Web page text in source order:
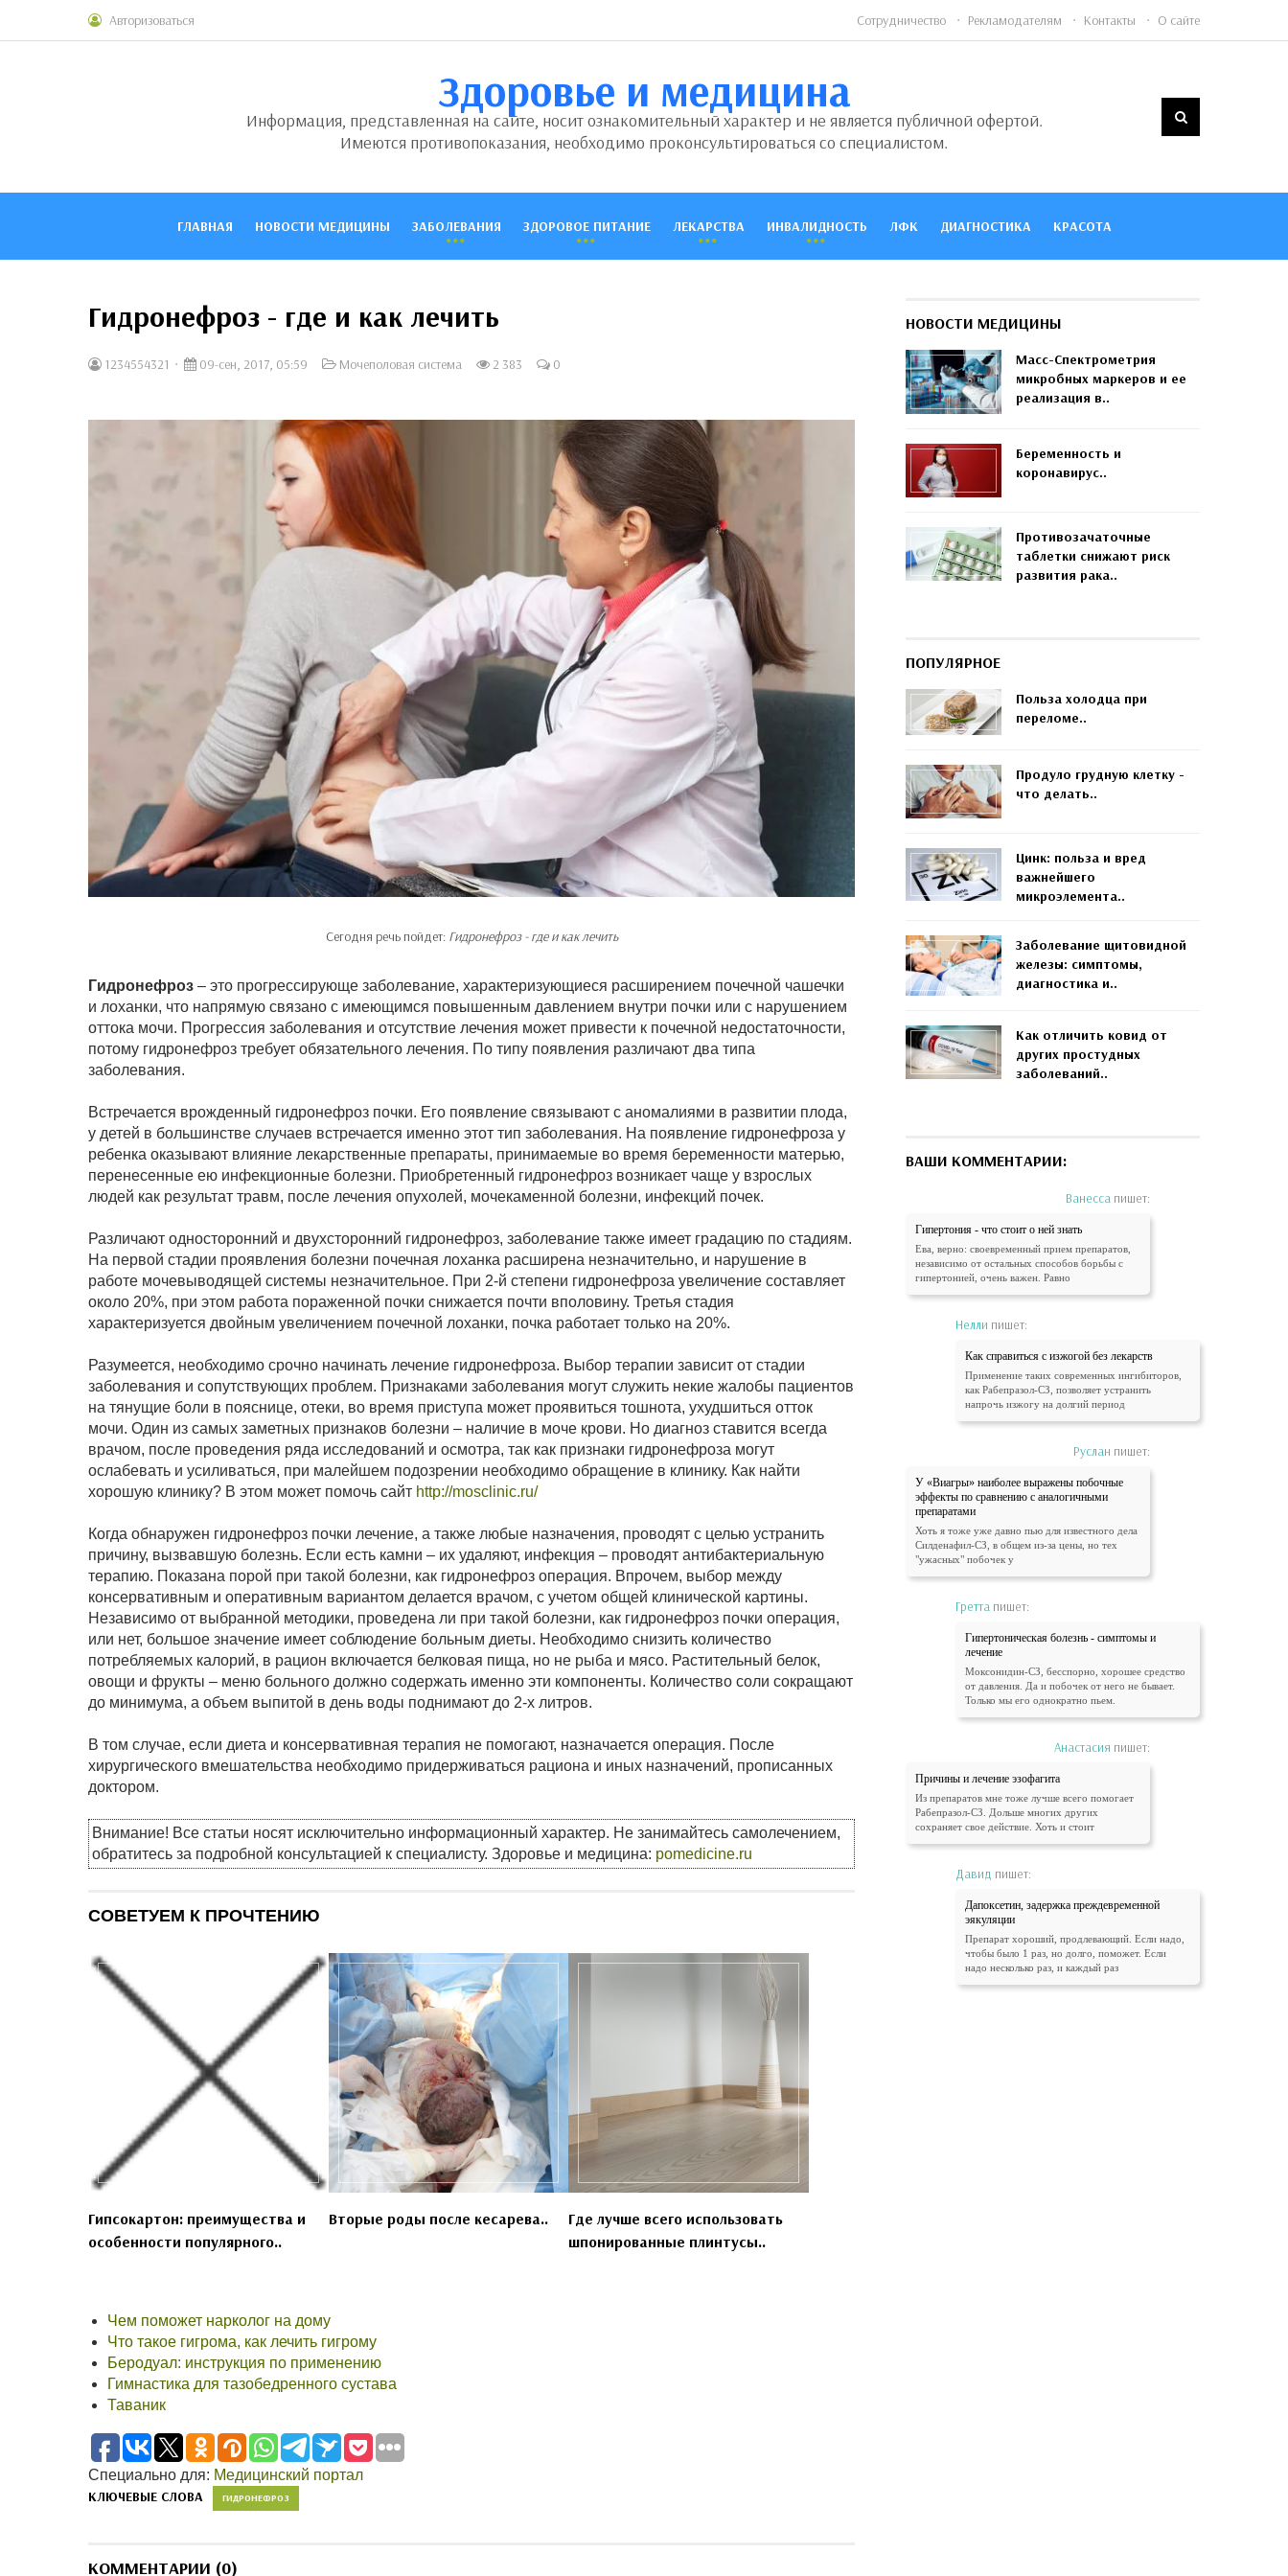
Авторизоваться Сотрудничество Рекламодателям Контакты О сайте
Здоровье и медицина
Информация, представленная на сайте, носит ознакомительный характер и не является публичной офертой.
Имеются противопоказания, необходимо проконсультироваться со специалистом.
ГЛАВНАЯ НОВОСТИ МЕДИЦИНЫ ЗАБОЛЕВАНИЯ ЗДОРОВОЕ ПИТАНИЕ ЛЕКАРСТВА ИНВАЛИДНОСТЬ ЛФК ДИАГНОСТИКА КРАСОТА
Гидронефроз - где и как лечить
1234554321 09-сен, 2017, 05:59 Мочеполовая система 2 383 0
Сегодня речь пойдет: Гидронефроз - где и как лечить
Гидронефроз – это прогрессирующе заболевание, характеризующиеся расширением почечной чашечки
и лоханки, что напрямую связано с имеющимся повышенным давлением внутри почки или с нарушением
оттока мочи. Прогрессия заболевания и отсутствие лечения может привести к почечной недостаточности,
потому гидронефроз требует обязательного лечения. По типу появления различают два типа
заболевания.
Встречается врожденный гидронефроз почки. Его появление связывают с аномалиями в развитии плода,
у детей в большинстве случаев встречается именно этот тип заболевания. На появление гидронефроза у
ребенка оказывают влияние лекарственные препараты, принимаемые во время беременности матерью,
перенесенные ею инфекционные болезни. Приобретенный гидронефроз возникает чаще у взрослых
людей как результат травм, после лечения опухолей, мочекаменной болезни, инфекций почек.
Различают односторонний и двухсторонний гидронефроз, заболевание также имеет градацию по стадиям.
На первой стадии проявления болезни почечная лоханка расширена незначительно, и нарушение в
работе мочевыводящей системы незначительное. При 2-й степени гидронефроза увеличение составляет
около 20%, при этом работа пораженной почки снижается почти вполовину. Третья стадия
характеризуется двойным увеличением почечной лоханки, почка работает только на 20%.
Разумеется, необходимо срочно начинать лечение гидронефроза. Выбор терапии зависит от стадии
заболевания и сопутствующих проблем. Признаками заболевания могут служить некие жалобы пациентов
на тянущие боли в пояснице, отеки, во время приступа может проявиться тошнота, ухудшиться отток
мочи. Один из самых заметных признаков болезни – наличие в моче крови. Но диагноз ставится всегда
врачом, после проведения ряда исследований и осмотра, так как признаки гидронефроза могут
ослабевать и усиливаться, при малейшем подозрении необходимо обращение в клинику. Как найти
хорошую клинику? В этом может помочь сайт http://mosclinic.ru/
Когда обнаружен гидронефроз почки лечение, а также любые назначения, проводят с целью устранить
причину, вызвавшую болезнь. Если есть камни – их удаляют, инфекция – проводят антибактериальную
терапию. Показана порой при такой болезни, как гидронефроз операция. Впрочем, выбор между
консервативным и оперативным вариантом делается врачом, с учетом общей клинической картины.
Независимо от выбранной методики, проведена ли при такой болезни, как гидронефроз почки операция,
или нет, большое значение имеет соблюдение больным диеты. Необходимо снизить количество
потребляемых калорий, в рацион включается белковая пища, но не рыба и мясо. Растительный белок,
овощи и фрукты – меню больного должно содержать именно эти компоненты. Количество соли сокращают
до минимума, а объем выпитой в день воды поднимают до 2-х литров.
В том случае, если диета и консервативная терапия не помогают, назначается операция. После
хирургического вмешательства необходимо придерживаться рациона и иных назначений, прописанных
доктором.
Внимание! Все статьи носят исключительно информационный характер. Не занимайтесь самолечением,
обратитесь за подробной консультацией к специалисту. Здоровье и медицина: pomedicine.ru
СОВЕТУЕМ К ПРОЧТЕНИЮ
Гипсокартон: преимущества и
особенности популярного..
Вторые роды после кесарева..
Где лучше всего использовать
шпонированные плинтусы..
Чем поможет нарколог на дому
Что такое гигрома, как лечить гигрому
Беродуал: инструкция по применению
Гимнастика для тазобедренного сустава
Таваник
Специально для: Медицинский портал
КЛЮЧЕВЫЕ СЛОВА ГИДРОНЕФРОЗ
КОММЕНТАРИИ (0)
НОВОСТИ МЕДИЦИНЫ
Масс-Спектрометрия
микробных маркеров и ее
реализация в..
Беременность и
коронавирус..
Противозачаточные
таблетки снижают риск
развития рака..
ПОПУЛЯРНОЕ
Польза холодца при
переломе..
Продуло грудную клетку -
что делать..
Цинк: польза и вред
важнейшего
микроэлемента..
Заболевание щитовидной
железы: симптомы,
диагностика и..
Как отличить ковид от
других простудных
заболеваний..
ВАШИ КОММЕНТАРИИ:
Ванесса пишет:
Гипертония - что стоит о ней знать
Ева, верно: своевременный прием препаратов,
независимо от остальных способов борьбы с
гипертонией, очень важен. Равно
Нелли пишет:
Как справиться с изжогой без лекарств
Применение таких современных ингибиторов,
как Рабепразол-СЗ, позволяет устранить
напрочь изжогу на долгий период
Руслан пишет:
У «Виагры» наиболее выражены побочные
эффекты по сравнению с аналогичными
препаратами
Хоть я тоже уже давно пью для известного дела
Силденафил-СЗ, в общем из-за цены, но тех
"ужасных" побочек у
Гретта пишет:
Гипертоническая болезнь - симптомы и
лечение
Моксонидин-СЗ, бесспорно, хорошее средство
от давления. Да и побочек от него не бывает.
Только мы его однократно пьем.
Анастасия пишет:
Причины и лечение эзофагита
Из препаратов мне тоже лучше всего помогает
Рабепразол-СЗ. Дольше многих других
сохраняет свое действие. Хоть и стоит
Давид пишет:
Дапоксетин, задержка преждевременной
эякуляции
Препарат хороший, продлевающий. Если надо,
чтобы было 1 раз, но долго, поможет. Если
надо несколько раз, и каждый раз